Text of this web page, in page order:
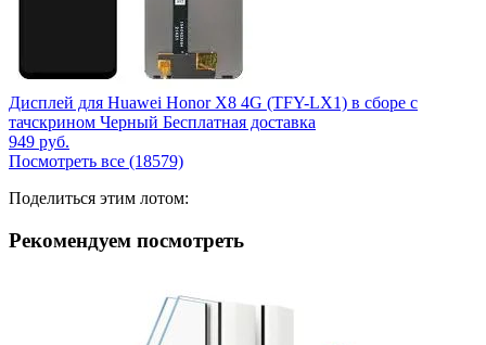
Дисплей для Huawei Honor X8 4G (TFY-LX1) в сборе с
тачскрином Черный Бесплатная доставка
949 руб.
Посмотреть все (18579)
Поделиться этим лотом:
Рекомендуем посмотреть